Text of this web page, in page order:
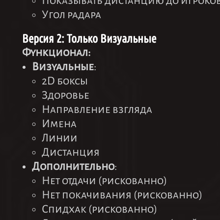
Угол радара
Версия 2: Только Визуальные
Функционал:
Визуальные:
2D боксы
Здоровье
Направление взгляда
Имена
Линии
Дистанция
Дополнительно:
Нет отдачи (рискованно)
Нет покачивания (рискованно)
Спидхак (рискованно)